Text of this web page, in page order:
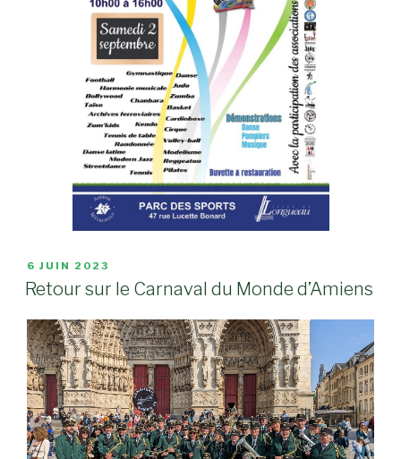
PUBLIÉ
LE
6 JUIN 2023
Retour sur le Carnaval du Monde d’Amiens